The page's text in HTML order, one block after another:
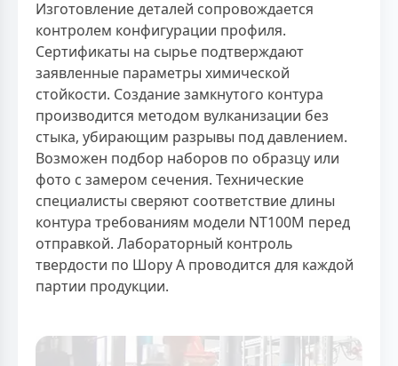
Изготовление деталей сопровождается
контролем конфигурации профиля.
Сертификаты на сырье подтверждают
заявленные параметры химической
стойкости. Создание замкнутого контура
производится методом вулканизации без
стыка, убирающим разрывы под давлением.
Возможен подбор наборов по образцу или
фото с замером сечения. Технические
специалисты сверяют соответствие длины
контура требованиям модели NT100M перед
отправкой. Лабораторный контроль
твердости по Шору А проводится для каждой
партии продукции.